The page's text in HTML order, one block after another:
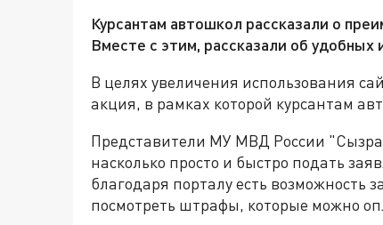
Курсантам автошкол рассказали о
Вместе с этим, рассказали об удобных
В целях увеличения использования
акция, в рамках которой курсантам
Представители МУ МВД России
насколько просто и быстро подать
благодаря порталу есть возможность
посмотреть штрафы, которые можно